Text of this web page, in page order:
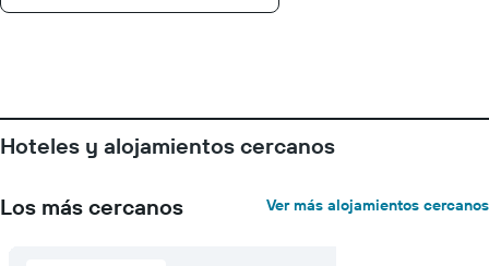
Hoteles y alojamientos cercanos
Los más cercanos Ver más alojamientos cercanos